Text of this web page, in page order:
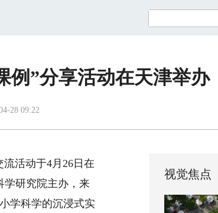
例”分享活动在天津举办
28 09:22
活动于4月26日在
学研究院主办，来
学科学的沉浸式实
视觉焦点